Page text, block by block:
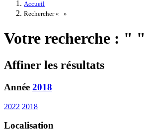
Accueil
Rechercher «
»
Votre recherche : " "
Affiner les résultats
Année 2018
2022 2018
Localisation